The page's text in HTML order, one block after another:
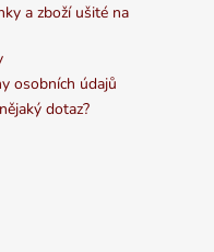
a zboží ušité na
osobních údajů
dotaz?